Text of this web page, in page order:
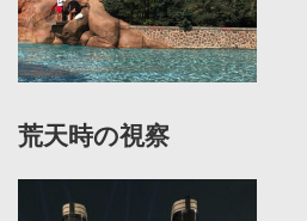
荒天時の視察